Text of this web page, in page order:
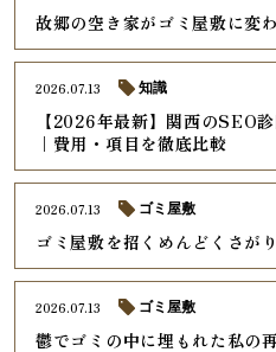
故郷の空き家がゴミ屋敷に変
【2026年最新】関西のSEO
｜費用・項目を徹底比較
2026.07.13 知識
ゴミ屋敷を招くめんどくさが
2026.07.13 ゴミ屋敷
鬱でゴミの中に埋もれた私の
2026.07.13 ゴミ屋敷